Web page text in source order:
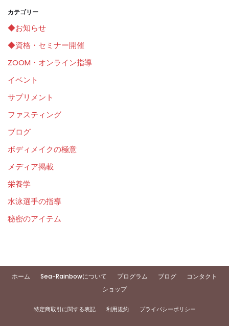
カテゴリー
◆お知らせ
◆資格・セミナー開催
ZOOM・オンライン指導
イベント
サプリメント
ファスティング
ブログ
ボディメイクの極意
メディア掲載
栄養学
水泳選手の指導
秘密のアイテム
ホーム Sea-Rainbowについて プログラム ブログ
コンタクト
ショップ
特定商取引に関する表記 利用規約 プライバシーポリシー